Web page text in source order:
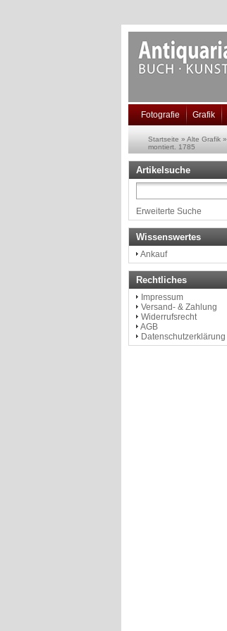
Fotografie Grafik
Startseite » Alte Grafik »
montiert. 1785
Artikelsuche
Erweiterte Suche
Wissenswertes
Ankauf
Rechtliches
Impressum
Versand- & Zahlung
Widerrufsrecht
AGB
Datenschutzerklärung